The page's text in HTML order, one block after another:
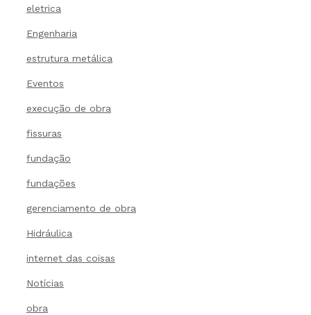
eletrica
Engenharia
estrutura metálica
Eventos
execução de obra
fissuras
fundação
fundações
gerenciamento de obra
Hidráulica
internet das coisas
Notícias
obra